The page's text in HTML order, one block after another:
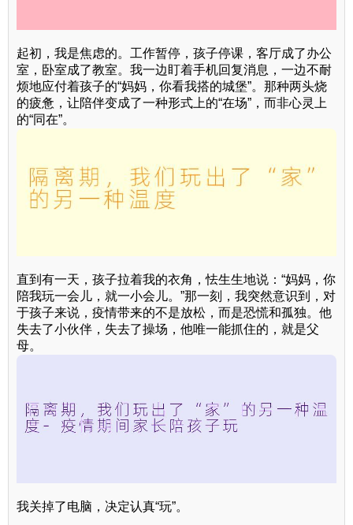
起初，我是焦虑的。工作暂停，孩子停课，客厅成了办公
室，卧室成了教室。我一边盯着手机回复消息，一边不耐
烦地应付着孩子的“妈妈，你看我搭的城堡”。那种两头烧
的疲惫，让陪伴变成了一种形式上的“在场”，而非心灵上
的“同在”。
直到有一天，孩子拉着我的衣角，怯生生地说：“妈妈，你
陪我玩一会儿，就一小会儿。”那一刻，我突然意识到，对
于孩子来说，疫情带来的不是放松，而是恐慌和孤独。他
失去了小伙伴，失去了操场，他唯一能抓住的，就是父
母。
我关掉了电脑，决定认真“玩”。